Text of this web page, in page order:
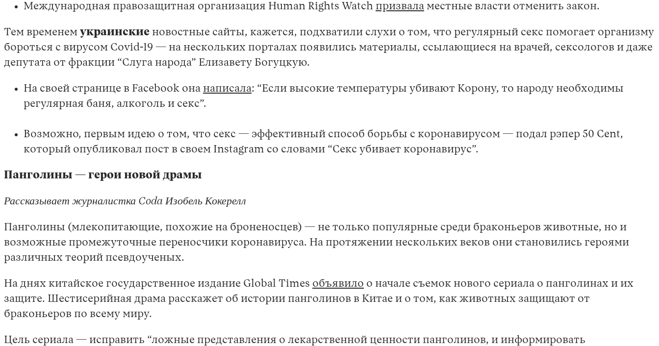
Международная правозащитная организация Human Rights Watch призвала местные власти отменить закон.
Тем временем украинские новостные сайты, кажется, подхватили слухи о том, что регулярный секс помогает организму
бороться с вирусом Covid-19 — на нескольких порталах появились материалы, ссылающиеся на врачей, сексологов и даже
депутата от фракции “Слуга народа” Елизавету Богуцкую.
На своей странице в Facebook она написала: “Если высокие температуры убивают Корону, то народу необходимы
регулярная баня, алкоголь и секс”.
Возможно, первым идею о том, что секс — эффективный способ борьбы с коронавирусом — подал рэпер 50 Cent,
который опубликовал пост в своем Instagram со словами “Cекс убивает коронавирус”.
Панголины — герои новой драмы
Рассказывает журналистка Coda Изобель Кокерелл
Панголины (млекопитающие, похожие на броненосцев) — не только популярные среди браконьеров животные, но и
возможные промежуточные переносчики коронавируса. На протяжении нескольких веков они становились героями
различных теорий псевдоученых.
На днях китайское государственное издание Global Times объявило о начале съемок нового сериала о панголинах и их
защите. Шестисерийная драма расскажет об истории панголинов в Китае и о том, как животных защищают от
браконьеров по всему миру.
Цель сериала — исправить “ложные представления о лекарственной ценности панголинов, и информировать